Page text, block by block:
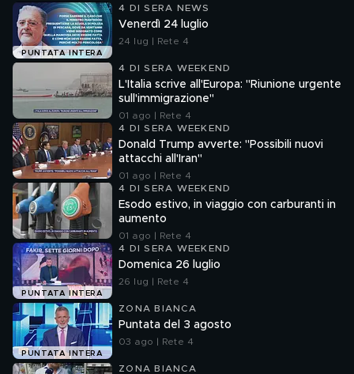
PUNTATA INTERA
4 DI SERA NEWS
Venerdì 24 luglio
24 lug | Rete 4
4 DI SERA WEEKEND
L'Italia scrive all'Europa: "Riunione urgente
sull'immigrazione"
01 ago | Rete 4
4 DI SERA WEEKEND
Donald Trump avverte: "Possibili nuovi
attacchi all'Iran"
01 ago | Rete 4
4 DI SERA WEEKEND
Esodo estivo, in viaggio con carburanti in
aumento
01 ago | Rete 4
PUNTATA INTERA
4 DI SERA WEEKEND
Domenica 26 luglio
26 lug | Rete 4
PUNTATA INTERA
ZONA BIANCA
Puntata del 3 agosto
03 ago | Rete 4
ZONA BIANCA